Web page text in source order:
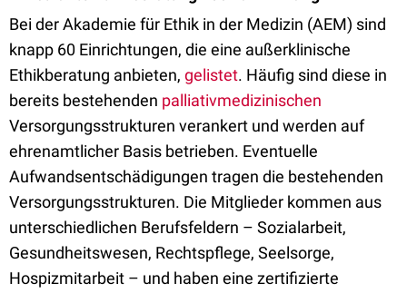
Bei der Akademie für Ethik in der Medizin (AEM) sind
knapp 60 Einrichtungen, die eine außerklinische
Ethikberatung anbieten, gelistet. Häufig sind diese in
bereits bestehenden palliativmedizinischen
Versorgungsstrukturen verankert und werden auf
ehrenamtlicher Basis betrieben. Eventuelle
Aufwandsentschädigungen tragen die bestehenden
Versorgungsstrukturen. Die Mitglieder kommen aus
unterschiedlichen Berufsfeldern – Sozialarbeit,
Gesundheitswesen, Rechtspflege, Seelsorge,
Hospizmitarbeit – und haben eine zertifizierte